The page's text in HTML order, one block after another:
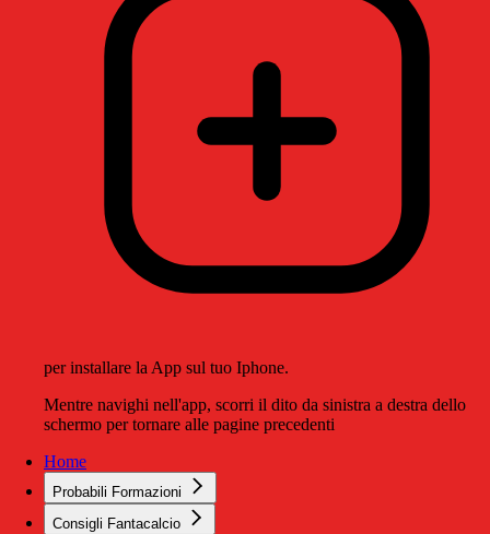
per installare la App sul tuo Iphone.
Mentre navighi nell'app, scorri il dito da sinistra a destra dello
schermo per tornare alle pagine precedenti
Home
Probabili Formazioni
Consigli Fantacalcio